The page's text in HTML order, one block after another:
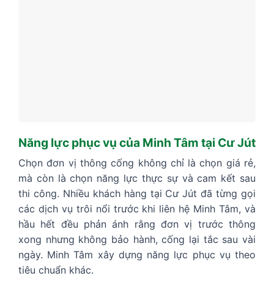
Năng lực phục vụ của Minh Tâm tại Cư Jút
Chọn đơn vị thông cống không chỉ là chọn giá rẻ,
mà còn là chọn năng lực thực sự và cam kết sau
thi công. Nhiều khách hàng tại Cư Jút đã từng gọi
các dịch vụ trôi nổi trước khi liên hệ Minh Tâm, và
hầu hết đều phản ánh rằng đơn vị trước thông
xong nhưng không bảo hành, cống lại tắc sau vài
ngày. Minh Tâm xây dựng năng lực phục vụ theo
tiêu chuẩn khác.